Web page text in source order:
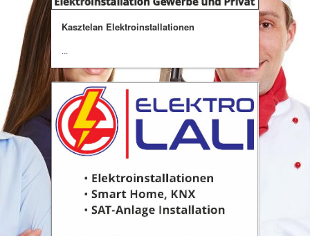
Kasztelan Elektroinstallationen
...